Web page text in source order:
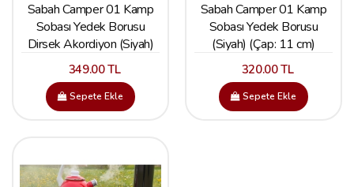
Sabah Camper 01 Kamp
Sobası Yedek Borusu
Dirsek Akordiyon (Siyah)
(Çap:11 cm)
349.00 TL
Sepete Ekle
Sabah Camper 01 Kamp
Sobası Yedek Borusu
(Siyah) (Çap: 11 cm)
320.00 TL
Sepete Ekle